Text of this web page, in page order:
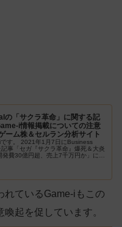
「サクラ革命」に関する記
i情報掲載についての注意
ーム株＆セルラン分析サイト
です。 2021年1月7日にBusiness
事「セガ『サクラ革命』爆死＆大炎
発費30億円超、売上7千万円か」につ
れているGame-iもこの
起を促しています。